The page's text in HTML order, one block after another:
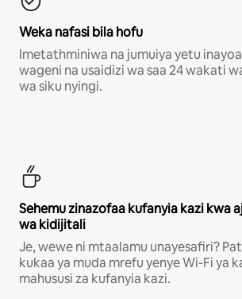
Weka nafasi bila hofu
Imetathminiwa na jumuiya yetu
wageni na usaidizi wa saa 24 wakati
wa siku nyingi.
Sehemu zinazofaa kufanyia kazi kwa
wa kidijitali
Je, wewe ni mtaalamu unayesafiri?
kukaa ya muda mrefu yenye Wi-Fi ya
mahususi za kufanyia kazi.